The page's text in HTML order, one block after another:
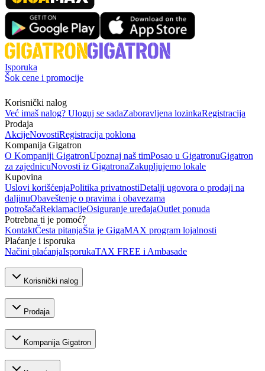
Isporuka
Šok cene i promocije
Korisnički nalog
Već imaš nalog? Uloguj se sadaZaboravljena lozinkaRegistracija
Prodaja
AkcijeNovostiRegistracija poklona
Kompanija Gigatron
O Kompaniji GigatronUpoznaj naš timPosao u GigatronuGigatron
za zajednicuNovosti iz GigatronaZakupljujemo lokale
Kupovina
Uslovi korišćenjaPolitika privatnostiDetalji ugovora o prodaji na
daljinuObaveštenje o pravima i obavezama
potrošačaReklamacijeOsiguranje uređajaOutlet ponuda
Potrebna ti je pomoć?
KontaktČesta pitanjaŠta je GigaMAX program lojalnosti
Plaćanje i isporuka
Načini plaćanjaIsporukaTAX FREE i Ambasade
Korisnički nalog
Prodaja
Kompanija Gigatron